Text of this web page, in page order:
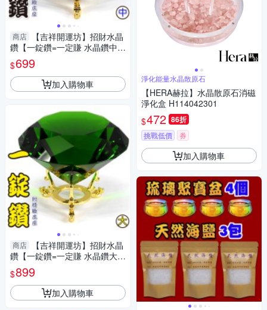
商店
【吉祥開運坊】招財水晶
鑽【一錠鑽=一定賺 水晶鑽中型
約7.8cm 含底座 多色可供選
擇】淨化 擇日
$699
加入購物車
商店
【吉祥開運坊】招財水晶
鑽【一錠鑽=一定賺 水晶鑽大型
約10cm含底座 多色可供選擇】
淨化 擇日
$899
加入購物車
淨化能量水晶散原石
【HERA赫拉】水晶散原石消磁
淨化盒 H114042301
$472 86折
挑戰低價 券
加入購物車